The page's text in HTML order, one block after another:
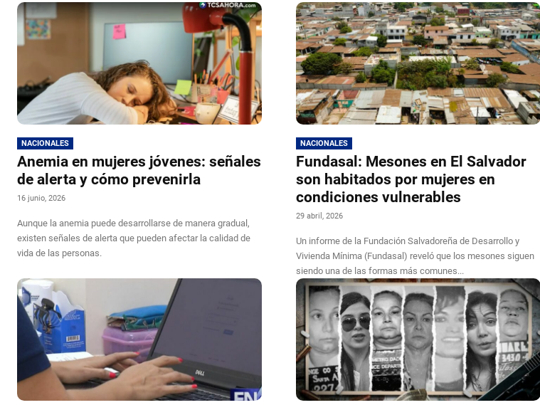
NACIONALES
Anemia en mujeres jóvenes: señales
de alerta y cómo prevenirla
16 junio, 2026
Aunque la anemia puede desarrollarse de manera gradual,
existen señales de alerta que pueden afectar la calidad de
vida de las personas.
NACIONALES
Fundasal: Mesones en El Salvador
son habitados por mujeres en
condiciones vulnerables
29 abril, 2026
Un informe de la Fundación Salvadoreña de Desarrollo y
Vivienda Mínima (Fundasal) reveló que los mesones siguen
siendo una de las formas más comunes...